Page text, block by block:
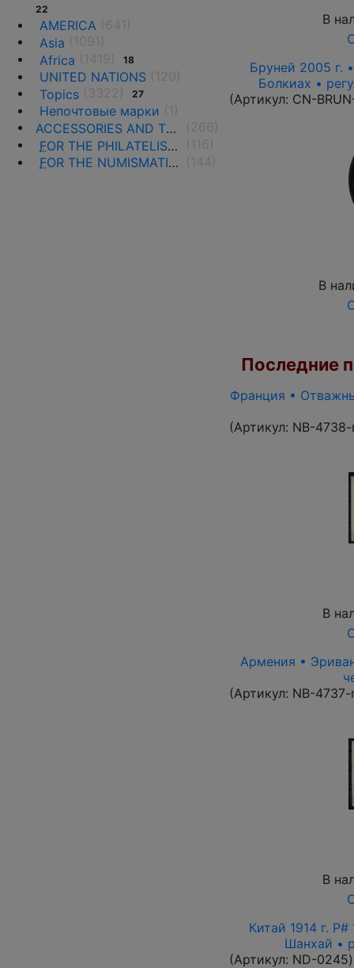
22
AMERICA
Asia
Africa
18
UNITED NATIONS
Topics
27
Непочтовые марки
ACCESSORIES AND THE LITERATURE
FOR THE PHILATELISTS
FOR THE NUMISMATISTS
В
Бруней 2005 г.
Болкиах •
(Артикул: CN-
В
Последние
Франция •
(Артикул: NB-4738-
В
Армения •
(Артикул: NB-4737-
В
Китай 1914 г.
Шанхай •
(Артикул: ND-0245)